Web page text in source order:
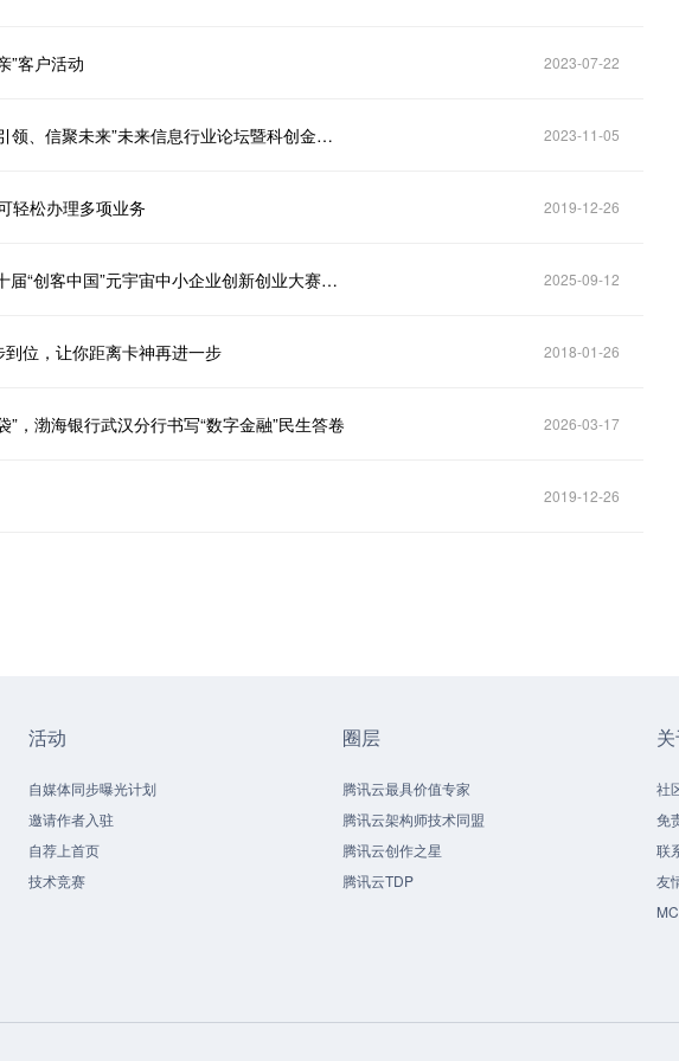
”客户活动 2023-07-22
中信银行北京分行成功举办“科技引领、信聚未来”未来信息行业论坛暨科创金融中心成立大会 2023-11-05
轻松办理多项业务 2019-12-26
中信银行北京分行参加2025年第十届“创客中国”元宇宙中小企业创新创业大赛决赛 2025-09-12
位，让你距离卡神再进一步 2018-01-26
，渤海银行武汉分行书写“数字金融”民生答卷 2026-03-17
2019-12-26
活动
自媒体同步曝光计划
邀请作者入驻
自荐上首页
技术竞赛
圈层
腾讯云最具价值专家
腾讯云架构师技术同盟
腾讯云创作之星
腾讯云TDP
社
免
联
友